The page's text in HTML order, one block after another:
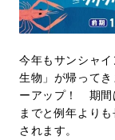
今年もサンシャ
生物」が帰って
ーアップ！ 期間
までと例年より
されます。